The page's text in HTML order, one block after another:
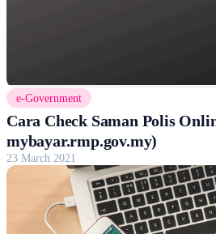
e-Government
Cara Check Saman Polis
mybayar.rmp.gov.my)
23 March 2021